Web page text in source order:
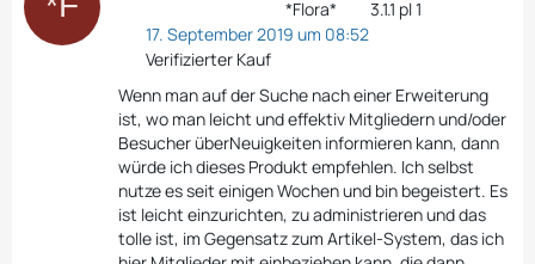
*Flora*
3.1.1 pl 1
17. September 2019 um 08:52
Verifizierter Kauf
Wenn man auf der Suche nach einer Erweiterung
ist, wo man leicht und effektiv Mitgliedern und/oder
Besucher überNeuigkeiten informieren kann, dann
würde ich dieses Produkt empfehlen. Ich selbst
nutze es seit einigen Wochen und bin begeistert. Es
ist leicht einzurichten, zu administrieren und das
tolle ist, im Gegensatz zum Artikel-System, das ich